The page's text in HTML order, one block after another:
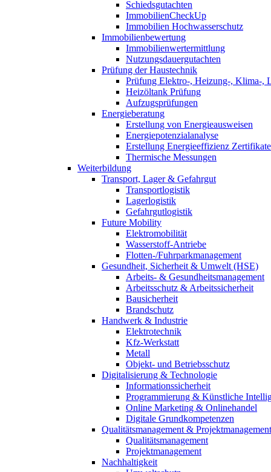
Schiedsgutachten
ImmobilienCheckUp
Immobilien Hochwasserschutz
Immobilienbewertung
Immobilienwertermittlung
Nutzungsdauergutachten
Prüfung der Haustechnik
Prüfung Elektro-, Heizung-, Klima-,
Heizöltank Prüfung
Aufzugsprüfungen
Energieberatung
Erstellung von Energieausweisen
Energiepotenzialanalyse
Erstellung Energieeffizienz Zertifikate
Thermische Messungen
Weiterbildung
Transport, Lager & Gefahrgut
Transportlogistik
Lagerlogistik
Gefahrgutlogistik
Future Mobility
Elektromobilität
Wasserstoff-Antriebe
Flotten-/Fuhrparkmanagement
Gesundheit, Sicherheit & Umwelt (HSE)
Arbeits- & Gesundheitsmanagement
Arbeitsschutz & Arbeitssicherheit
Bausicherheit
Brandschutz
Handwerk & Industrie
Elektrotechnik
Kfz-Werkstatt
Metall
Objekt- und Betriebsschutz
Digitalisierung & Technologie
Informationssicherheit
Programmierung & Künstliche
Online Marketing & Onlinehandel
Digitale Grundkompetenzen
Qualitätsmanagement & Projektmanagement
Qualitätsmanagement
Projektmanagement
Nachhaltigkeit